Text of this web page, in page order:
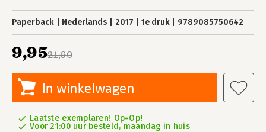
Paperback Nederlands 2017 1e druk 9789085750642
21,60
9,95
In winkelwagen
Laatste exemplaren! Op=Op!
Voor 21:00 uur besteld, maandag in huis